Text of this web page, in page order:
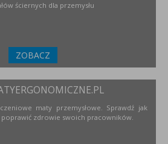
ściernych dla przemysłu
ZOBACZ
maty przemysłowe. Sprawdź jak
zdrowie swoich pracowników.